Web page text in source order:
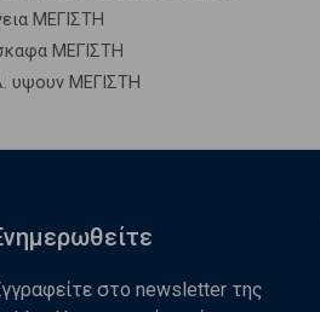
ΜΕΓΙΣΤΗ
ΜΕΓΙΣΤΗ
υψουν ΜΕΓΙΣΤΗ
στο newsletter της